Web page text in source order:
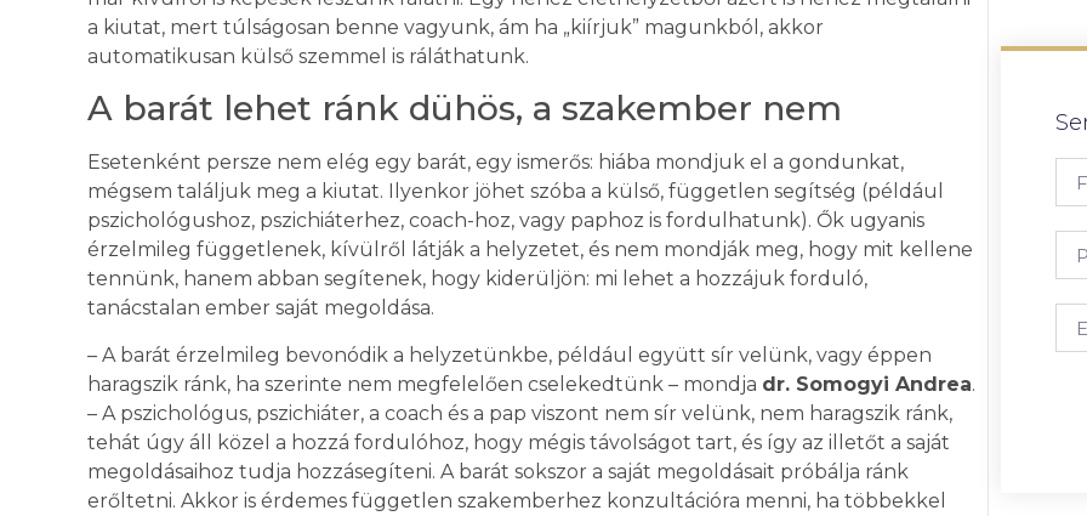
a kiutat, mert túlságosan benne vagyunk, ám ha „kiírjuk” magunkból, akkor
automatikusan külső szemmel is ráláthatunk.
A barát lehet ránk dühös, a szakember nem
Esetenként persze nem elég egy barát, egy ismerős: hiába mondjuk el a gondunkat,
mégsem találjuk meg a kiutat. Ilyenkor jöhet szóba a külső, független segítség (például
pszichológushoz, pszichiáterhez, coach-hoz, vagy paphoz is fordulhatunk). Ők ugyanis
érzelmileg függetlenek, kívülről látják a helyzetet, és nem mondják meg, hogy mit kellene
tennünk, hanem abban segítenek, hogy kiderüljön: mi lehet a hozzájuk forduló,
tanácstalan ember saját megoldása.
– A barát érzelmileg bevonódik a helyzetünkbe, például együtt sír velünk, vagy éppen
haragszik ránk, ha szerinte nem megfelelően cselekedtünk – mondja dr. Somogyi Andrea.
– A pszichológus, pszichiáter, a coach és a pap viszont nem sír velünk, nem haragszik ránk,
tehát úgy áll közel a hozzá fordulóhoz, hogy mégis távolságot tart, és így az illetőt a saját
megoldásaihoz tudja hozzásegíteni. A barát sokszor a saját megoldásait próbálja ránk
erőltetni. Akkor is érdemes független szakemberhez konzultációra menni, ha többekkel